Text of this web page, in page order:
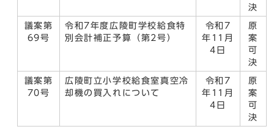
決
議案第
69号
令和7年度広陵町学校給食特
別会計補正予算（第2号）
令和7
年11月
4日
原
案
可
決
議案第
70号
広陵町立小学校給食室真空冷
却機の買入れについて
令和7
年11月
4日
原
案
可
決